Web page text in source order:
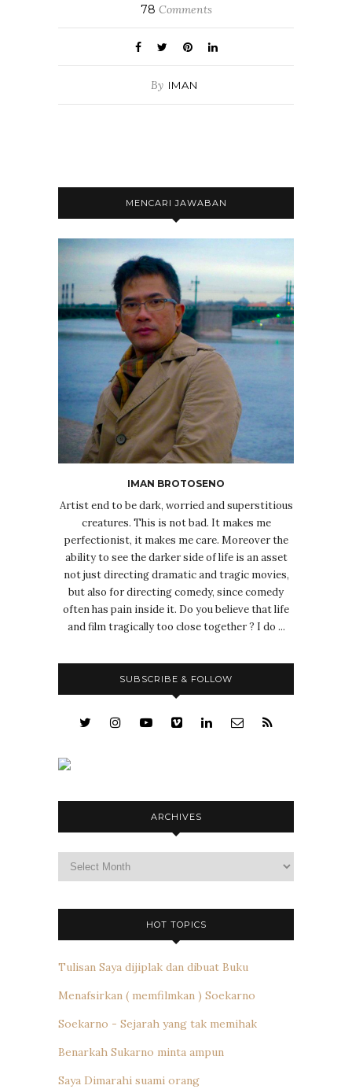
78 Comments
By IMAN
MENCARI JAWABAN
IMAN BROTOSENO
Artist end to be dark, worried and superstitious
creatures. This is not bad. It makes me
perfectionist, it makes me care. Moreover the
ability to see the darker side of life is an asset
not just directing dramatic and tragic movies,
but also for directing comedy, since comedy
often has pain inside it. Do you believe that life
and film tragically too close together ? I do ...
SUBSCRIBE & FOLLOW
ARCHIVES
HOT TOPICS
Tulisan Saya dijiplak dan dibuat Buku
Menafsirkan ( memfilmkan ) Soekarno
Soekarno - Sejarah yang tak memihak
Benarkah Sukarno minta ampun
Saya Dimarahi suami orang